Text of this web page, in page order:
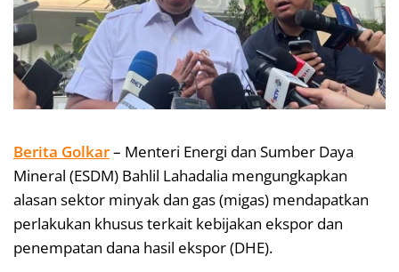
Berita Golkar– Menteri Energi dan Sumber Daya
Mineral (ESDM) Bahlil Lahadalia mengungkapkan
alasan sektor minyak dan gas (migas) mendapatkan
perlakukan khusus terkait kebijakan ekspor dan
penempatan dana hasil ekspor (DHE).